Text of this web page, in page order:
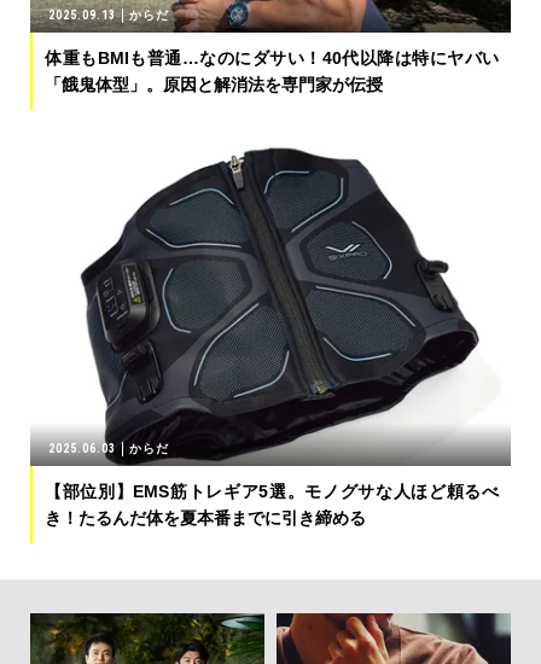
2025.09.13 からだ
体重もBMIも普通…なのにダサい！40代以降は特にヤバい
「餓鬼体型」。原因と解消法を専門家が伝授
2025.06.03 からだ
【部位別】EMS筋トレギア5選。モノグサな人ほど頼るべ
き！たるんだ体を夏本番までに引き締める